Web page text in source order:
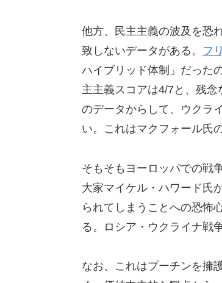
他方、民主主義の波及を恐
致しないデータがある。
フ
ハイブリッド体制」だった
主主義スコアは4/7と、残
のデータからして、ウクラ
い。これはマクフォール氏
そもそもヨーロッパでの戦
大家マイケル・ハワード氏
られてしまうことへの恐怖
る。ロシア・ウクライナ戦
なお、これはプーチンを擁